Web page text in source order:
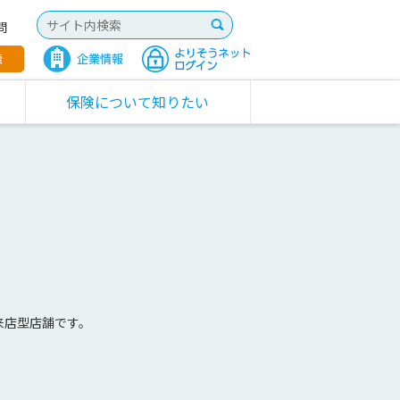
保険について知りたい
型店舗です。